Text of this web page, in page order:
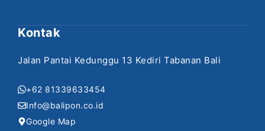
Kontak
Jalan Pantai Kedunggu 13 Kediri Tabanan Bali
+62 81339633454
Info@balipon.co.id
Google Map